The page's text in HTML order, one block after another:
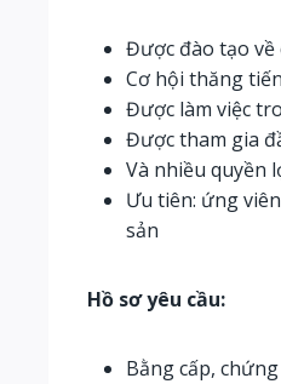
Được đào tạo
Cơ hội thăng
Được làm việc
Được tham gia
Và nhiều quyền
Ưu tiên: ứng
sản
Hồ sơ yêu cầu:
Bằng cấp,